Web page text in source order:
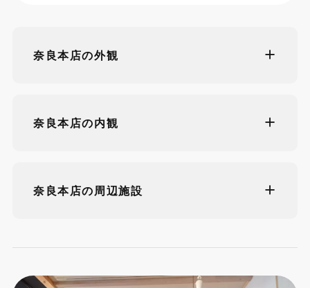
奈良本店の外観
奈良本店の内観
奈良本店の周辺施設